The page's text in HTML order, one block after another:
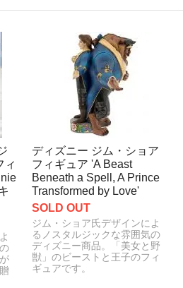
ィ
ディズニー ジム・ショア
フィギュア 'A Beast
Beneath a Spell, A Prince
Transformed by Love'
SOLD OUT
ジム・ショア氏デザインによ
るノスタルジックな雰囲気の
ディズニー商品。「美女と野
獣」のビーストと王子のフィ
ギュアです。